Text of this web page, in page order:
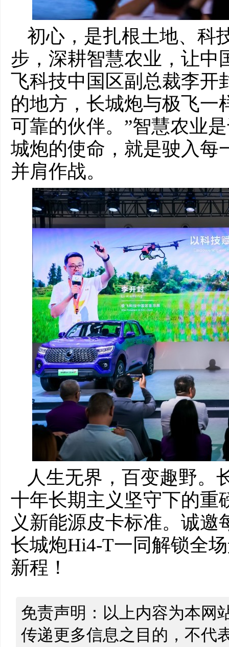
初心，是扎根土地、科
步，深耕智慧农业，让中
飞科技中国区副总裁李开
的地方，长城炮与极飞一
可靠的伙伴。”智慧农业
城炮的使命，就是驶入每
并肩作战。
人生无界，百变趣野。
十年长期主义坚守下的重
义新能源皮卡标准。诚
长城炮Hi4-T一同解锁全
新程！
免责声明：以上内容为本网
传递更多信息之目的，不代